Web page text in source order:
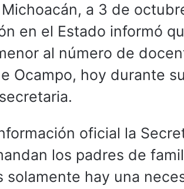
a 3 de
en el Estado informó
al número de
Ocampo, hoy durante
oficial la
los padres de
solamente hay una